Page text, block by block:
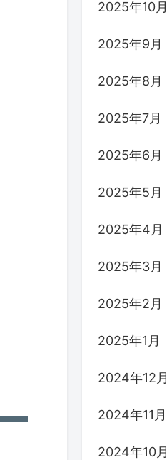
2025年10月
2025年9月
2025年8月
2025年7月
2025年6月
2025年5月
2025年4月
2025年3月
2025年2月
2025年1月
2024年12月
2024年11月
2024年10月